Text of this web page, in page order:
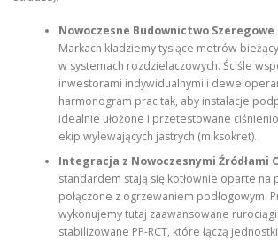
Nowoczesne Budownictwo Szeregowe
Markach kładziemy tysiące metrów
w systemach rozdzielaczowych. Ściśle
inwestorami indywidualnymi i
harmonogram prac tak, aby instalacje
idealnie ułożone i przetestowane
ekip wylewających jastrych (miksokret).
Integracja z Nowoczesnymi Źródłami
standardem stają się kotłownie oparte na
połączone z ogrzewaniem podłogowym.
wykonujemy tutaj zaawansowane
stabilizowane PP-RCT, które łączą